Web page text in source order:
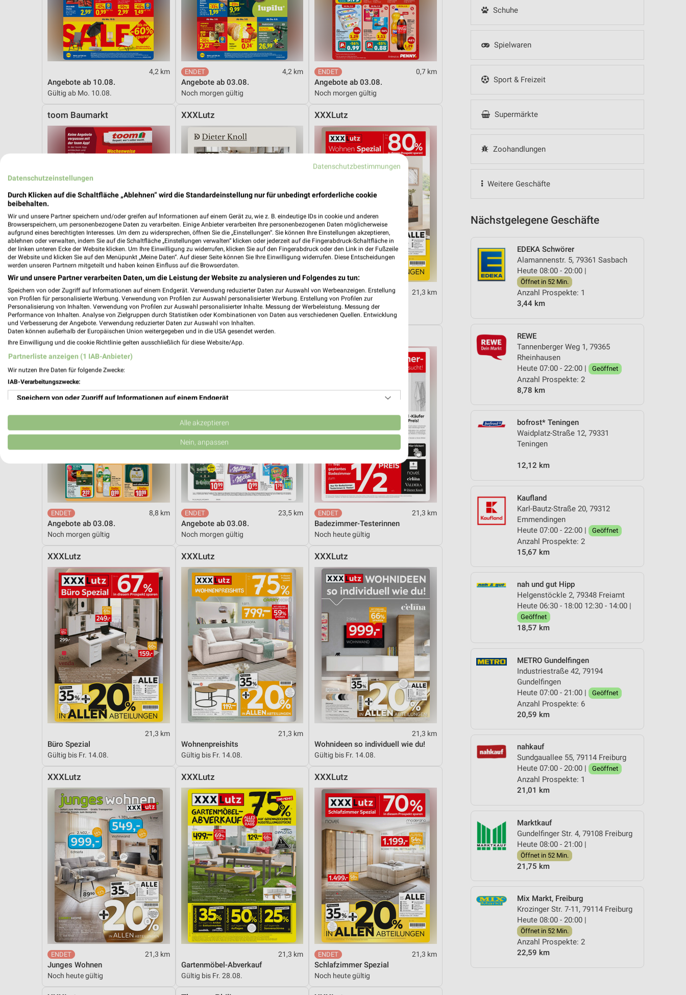
Schuhe
Spielwaren
Sport & Freizeit
Supermärkte
Zoohandlungen
Weitere Geschäfte
Nächstgelegene Geschäfte
EDEKA Schwörer
Alamannenstr. 5, 79361 Sasbach
Heute 08:00 - 20:00 |
Öffnet in 52 Min.
Anzahl Prospekte: 1
3,44 km
REWE
Tannenberger Weg 1, 79365
Rheinhausen
Heute 07:00 - 22:00 |
Geöffnet
Anzahl Prospekte: 2
8,78 km
bofrost* Teningen
Waidplatz-Straße 12, 79331
Teningen
12,12 km
Kaufland
Karl-Bautz-Straße 20, 79312
Emmendingen
Heute 07:00 - 22:00 |
Geöffnet
Anzahl Prospekte: 2
15,67 km
nah und gut Hipp
Helgenstöckle 2, 79348 Freiamt
Heute 06:30 - 18:00 12:30 - 14:00 |
Geöffnet
18,57 km
METRO Gundelfingen
Industriestraße 42, 79194
Gundelfingen
Heute 07:00 - 21:00 |
Geöffnet
Anzahl Prospekte: 6
20,59 km
nahkauf
Sundgauallee 55, 79114 Freiburg
Heute 07:00 - 20:00 |
Geöffnet
Anzahl Prospekte: 1
21,01 km
Marktkauf
Gundelfinger Str. 4, 79108 Freiburg
Heute 08:00 - 21:00 |
Öffnet in 52 Min.
21,75 km
Mix Markt, Freiburg
Krozinger Str. 7-11, 79114 Freiburg
Heute 08:00 - 20:00 |
Öffnet in 52 Min.
Anzahl Prospekte: 2
22,59 km
4,2 km
Angebote ab 10.08.
Gültig ab Mo. 10.08.
4,2 km
Angebote ab 03.08.
Noch morgen gültig
0,7 km
Angebote ab 03.08.
Noch morgen gültig
toom Baumarkt
21,6 km
Angebote ab 01.08.
Noch heute gültig
XXXLutz
21,3 km
Dieter Knoll
Gültig bis Fr. 14.08.
XXXLutz
21,3 km
Wohnen Spezial
Gültig bis Fr. 14.08.
REWE
8,8 km
Angebote ab 03.08.
Noch morgen gültig
EDEKA
23,5 km
Angebote ab 03.08.
Noch morgen gültig
21,3 km
Badezimmer-Testerinnen
Noch heute gültig
XXXLutz
21,3 km
Büro Spezial
Gültig bis Fr. 14.08.
XXXLutz
21,3 km
Wohnenpreishits
Gültig bis Fr. 14.08.
XXXLutz
21,3 km
Wohnideen so individuell wie du!
Gültig bis Fr. 14.08.
XXXLutz
21,3 km
Junges Wohnen
Noch heute gültig
XXXLutz
21,3 km
Gartenmöbel-Abverkauf
Gültig bis Fr. 28.08.
XXXLutz
21,3 km
Schlafzimmer Spezial
Noch heute gültig
Datenschutzbestimmungen
Datenschutzeinstellungen
Durch Klicken auf die Schaltfläche „Ablehnen“ wird die Standardeinstellung nur für unbedingt erforderliche cookie
beibehalten.
Wir und unsere Partner speichern und/oder greifen auf Informationen auf einem Gerät zu, wie z. B. eindeutige IDs in cookie und anderen
Browserspeichern, um personenbezogene Daten zu verarbeiten. Einige Anbieter verarbeiten Ihre personenbezogenen Daten möglicherweise
aufgrund eines berechtigten Interesses. Um dem zu widersprechen, öffnen Sie die „Einstellungen“. Sie können Ihre Einstellungen akzeptieren,
ablehnen oder verwalten, indem Sie auf die Schaltfläche „Einstellungen verwalten“ klicken oder jederzeit auf die Fingerabdruck-Schaltfläche in
der linken unteren Ecke der Website klicken. Um Ihre Einwilligung zu widerrufen, klicken Sie auf den Fingerabdruck oder den Link in der Fußzeile
der Website und klicken Sie auf den Menüpunkt „Meine Daten“. Auf dieser Seite können Sie Ihre Einwilligung widerrufen. Diese Entscheidungen
werden unseren Partnern mitgeteilt und haben keinen Einfluss auf die Browserdaten.
Wir und unsere Partner verarbeiten Daten, um die Leistung der Website zu analysieren und Folgendes zu tun:
Speichern von oder Zugriff auf Informationen auf einem Endgerät. Verwendung reduzierter Daten zur Auswahl von Werbeanzeigen. Erstellung
von Profilen für personalisierte Werbung. Verwendung von Profilen zur Auswahl personalisierter Werbung. Erstellung von Profilen zur
Personalisierung von Inhalten. Verwendung von Profilen zur Auswahl personalisierter Inhalte. Messung der Werbeleistung. Messung der
Performance von Inhalten. Analyse von Zielgruppen durch Statistiken oder Kombinationen von Daten aus verschiedenen Quellen. Entwicklung
und Verbesserung der Angebote. Verwendung reduzierter Daten zur Auswahl von Inhalten.
Daten können außerhalb der Europäischen Union weitergegeben und in die USA gesendet werden.
Ihre Einwilligung und die cookie Richtlinie gelten ausschließlich für diese Website/App.
Partnerliste anzeigen (1 IAB-Anbieter)
Wir nutzen Ihre Daten für folgende Zwecke:
IAB-Verarbeitungszwecke:
Speichern von oder Zugriff auf Informationen auf einem Endgerät
Verwendung reduzierter Daten zur Auswahl von Werbeanzeigen
Erstellung von Profilen für personalisierte Werbung
Erstellung von Profilen zur Personalisierung von Inhalten
Verwendung von Profilen zur Auswahl personalisierter Inhalte
Messung der Werbeleistung
Analyse von Zielgruppen durch Statistiken oder Kombinationen von Daten aus verschiedenen
Entwicklung und Verbesserung der Angebote
Verwendung reduzierter Daten zur Auswahl von Inhalten
IAB-Besonderheiten:
Verwendung genauer Standortdaten
Geräte anhand von aktiv angeforderten Informationen identifizieren
Nicht-IAB-Verarbeitungszwecke:
Performance
Funktional
Alle akzeptieren
Nein, anpassen